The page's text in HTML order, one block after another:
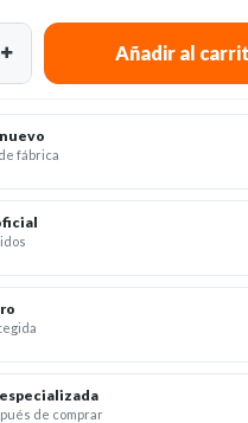
fábrica
de comprar